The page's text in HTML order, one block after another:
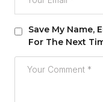
Save My Name,
For The Next